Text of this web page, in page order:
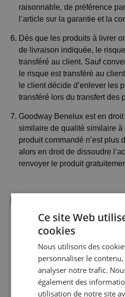
raisonnable, de préférence
l’article sur la garantie et la
Dès que les produits à livrer
de livraison indiquée, le
transféré au client. Sauf
le risque est transféré au
le client décide d’enlever les
transféré lors du transfert des
Goodway Benelux est en
similaire de qualité similaire à
produit commandé n’est plus
alors en droit de dissoudre
renvoyer le produit
Paiement
Le client doit effectuer les
Benelux conformément aux
indiquées dans la procédure
éventuellement sur le site
libre de choisir ses
changer de temps à autre.
livraison, le client dispose
Ce site Web
cookies
Nous utilisons des
personnaliser le
analyser notre trafic.
également des
utilisation de notre site